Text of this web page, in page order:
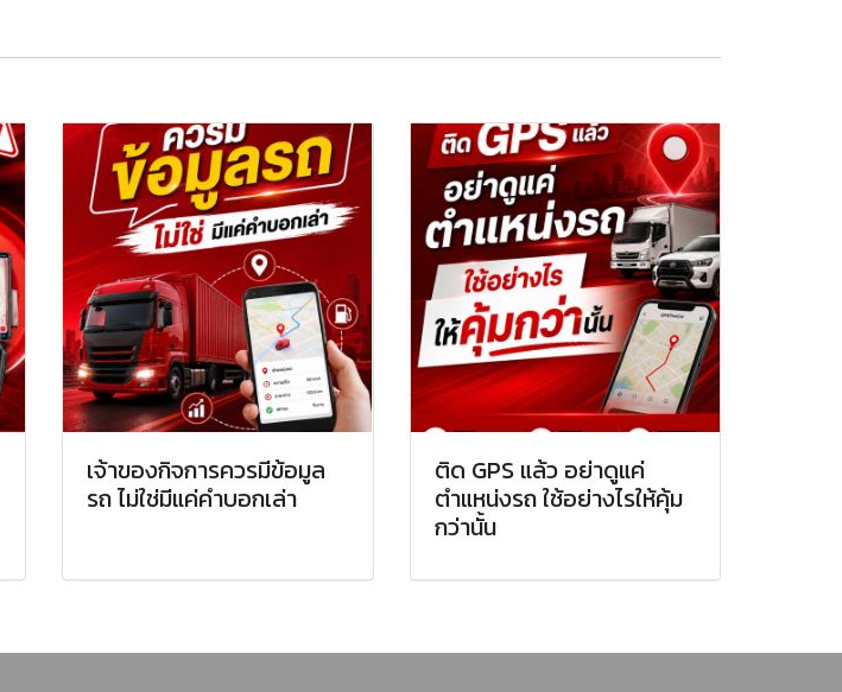
เจ้าของกิจการควรมีข้อมูล
รถ ไม่ใช่มีแค่คำบอกเล่า
ติด GPS แล้ว อย่าดูแค่
ตำแหน่งรถ ใช้อย่างไรให้คุ้ม
กว่านั้น